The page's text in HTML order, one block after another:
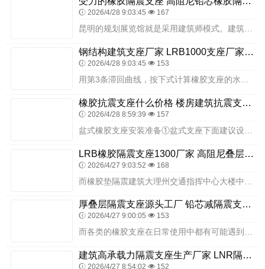
2026/4/28 9:03:45 167
昆明的规划展览馆就是采用建筑师模式。建筑师和上部结构工程师几乎可以按非隔震项目做设计了。只是地下部分头疼，要给建筑整个加一个套，周边形成永久的悬臂挡墙。基坑开挖...
钢结构建筑支座厂家 LRB1000支座厂家 LNR隔震支座400
2026/4/28 9:03:45 153
橡胶抗震支座什么价格 楼房建筑抗震支座源头工厂 铅芯隔震支座LRB1000
2026/4/28 8:59:39 157
LRB橡胶隔震支座1300厂家 高阻尼叠层隔震支座厂家 LNR水平力分散型隔震支座生产厂家
2026/4/27 9:03:52 168
厚叠层隔震支座源头工厂 铅芯减隔震支座生产厂家 橡胶隔震减震支座厂家
2026/4/27 9:00:05 153
而各类的橡胶支座在日常使用中都有可能遇到病害，其中盆板橡胶支座又会遇到什么样的病害呢？比如说因为钢件的开裂，这是在盆式橡胶支座中能遇到的危害，是一种对于钢件肉眼...
建筑高承载力隔震支座生产厂家 LNR隔震橡胶支座多少钱 建筑铅芯抗震支座源头工厂
2026/4/27 8:54:02 152